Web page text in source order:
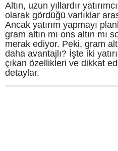
Altın, uzun yıllardır
olarak gördüğü varlıklar
Ancak yatırım yapmayı
gram altın mı ons altın mı
merak ediyor. Peki, gram
daha avantajlı? İşte iki
çıkan özellikleri ve dikkat
detaylar.